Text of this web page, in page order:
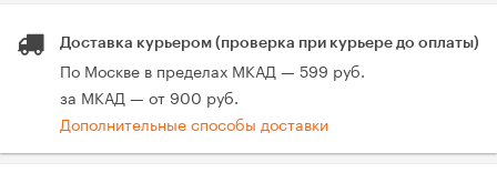
Доставка курьером (проверка при курьере до оплаты)
По Москве в пределах МКАД — 599 руб.
за МКАД — от 900 руб.
Дополнительные способы доставки